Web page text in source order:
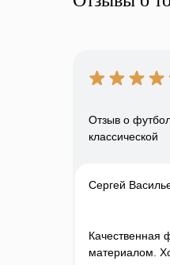
Отзыв о
классической
Качественная
материалом.
Сергей